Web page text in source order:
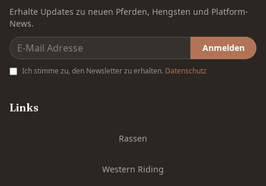
Erhalte Updates zu neuen Pferden, Hengsten und Platform-
News.
Anmelden
Ich stimme zu, den Newsletter zu erhalten. Datenschutz
Links
Rassen
Western Riding